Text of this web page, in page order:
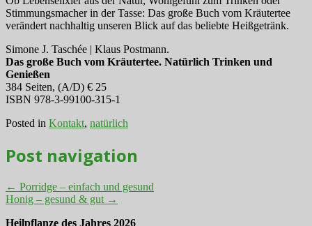
Stimmungsmacher in der Tasse: Das große Buch vom Kräutertee
verändert nachhaltig unseren Blick auf das beliebte Heißgetränk.
Simone J. Taschée | Klaus Postmann.
Das große Buch vom Kräutertee. Natürlich Trinken und
Genießen
384 Seiten, (A/D) € 25
ISBN 978-3-99100-315-1
Posted in Kontakt, natürlich
Post navigation
← Porridge – einfach und gesund
Honig – gesund & gut →
Heilpflanze des Jahres 2026